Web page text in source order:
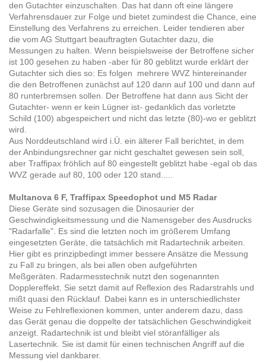
den Gutachter einzuschalten. Das hat dann oft eine längere
Verfahrensdauer zur Folge und bietet zumindest die Chance, eine
Einstellung des Verfahrens zu erreichen. Leider tendieren aber
die vom AG Stuttgart beauftragten Gutachter dazu, die
Messungen zu halten. Wenn beispielsweise der Betroffene sicher
ist 100 gesehen zu haben -aber für 80 geblitzt wurde erklärt der
Gutachter sich dies so: Es folgen mehrere WVZ hintereinander
die den Betroffenen zunächst auf 120 dann auf 100 und dann auf
80 runterbremsen sollen. Der Betroffene hat dann aus Sicht der
Gutachter- wenn er kein Lügner ist- gedanklich das vorletzte
Schild (100) abgespeichert und nicht das letzte (80)-wo er geblitzt
wird.
Aus Norddeutschland wird i.Ü. ein älterer Fall berichtet, in dem
der Anbindungsrechner gar nicht geschaltet gewesen sein soll,
aber Traffipax fröhlich auf 80 eingestellt geblitzt habe -egal ob das
WVZ gerade auf 80, 100 oder 120 stand.....
Multanova 6 F, Traffipax Speedophot und M5 Radar
Diese Geräte sind sozusagen die Dinosaurier der
Geschwindigkeitsmessung und die Namensgeber des Ausdrucks
"Radarfalle". Es sind die letzten noch im größerem Umfang
eingesetzten Geräte, die tatsächlich mit Radartechnik arbeiten.
Hier gibt es prinzipbedingt immer bessere Ansätze die Messung
zu Fall zu bringen, als bei allen oben aufgeführten
Meßgeräten. Radarmesstechnik nutzt den sogenannten
Dopplereffekt. Sie setzt damit auf Reflexion des Radarstrahls und
mißt quasi den Rücklauf. Dabei kann es in unterschiedlichster
Weise zu Fehlreflexionen kommen, unter anderem dazu, dass
das Gerät genau die doppelte der tatsächlichen Geschwindigkeit
anzeigt. Radartechnik ist und bleibt viel störanfälliger als
Lasertechnik. Sie ist damit für einen technischen Angriff auf die
Messung viel dankbarer.